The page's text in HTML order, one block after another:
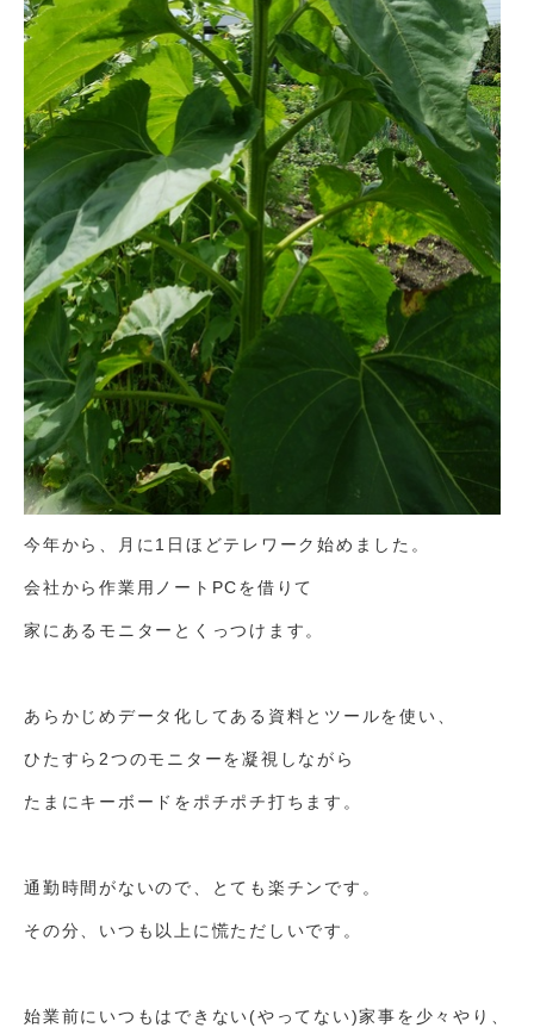
今年から、月に1日ほどテレワーク始めました。
会社から作業用ノートPCを借りて
家にあるモニターとくっつけます。
あらかじめデータ化してある資料とツールを使い、
ひたすら2つのモニターを凝視しながら
たまにキーボードをポチポチ打ちます。
通勤時間がないので、とても楽チンです。
その分、いつも以上に慌ただしいです。
始業前にいつもはできない(やってない)家事を少々やり、